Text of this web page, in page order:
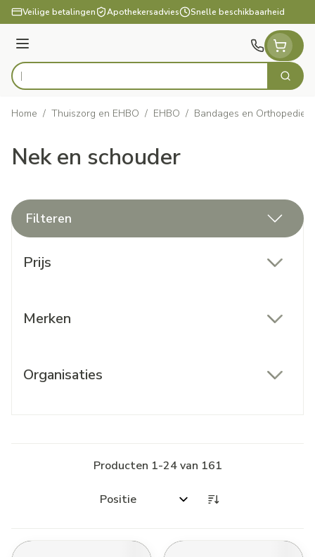
Ga naar de inhoud
Veilige betalingen Apothekersadvies Snelle beschikbaarheid
Menu
Product, merk, categorie... Zoek
Home / Thuiszorg en EHBO / EHBO / Bandages en Orthopedie
Nek en schouder
Filteren
Prijs
Merken
Organisaties
Producten 1-24van 161
Sorteer op: